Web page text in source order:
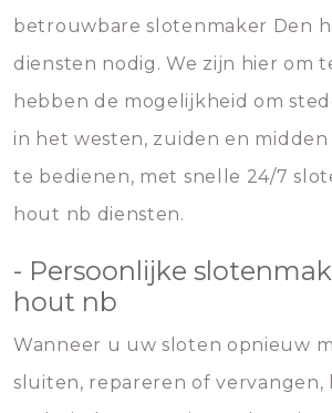
betrouwbare slotenmaker Den
diensten nodig. We zijn hier om
hebben de mogelijkheid om
in het westen, zuiden en
te bedienen, met snelle 24/7
hout nb diensten.
- Persoonlijke
hout nb
Wanneer u uw sloten opnieuw
sluiten, repareren of vervangen,